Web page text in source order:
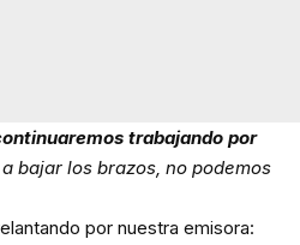
trabajando por
bajar los brazos, no podemos
por nuestra emisora: